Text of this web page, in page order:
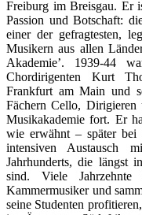
Freiburg im Breisgau. Er
Passion und Botschaft:
einer der gefragtesten,
Musikern aus allen
Akademie’. 1939-44
Chordirigenten Kurt
Frankfurt am Main und
Fächern Cello, Dirigieren
Musikakademie fort. Er
wie erwähnt – später bei
intensiven Austausch
Jahrhunderts, die längst
sind. Viele
Kammermusiker und
seine Studenten